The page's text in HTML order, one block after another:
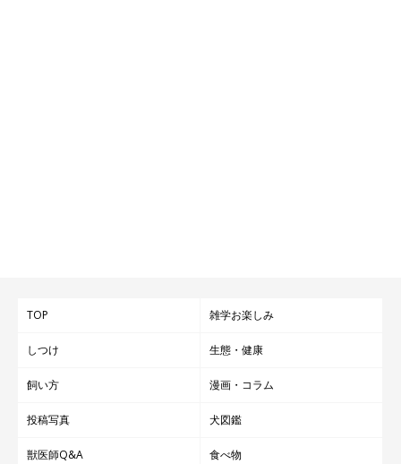
TOP 雑学お楽しみ
しつけ 生態・健康
飼い方 漫画・コラム
投稿写真 犬図鑑
獣医師Q&A 食べ物